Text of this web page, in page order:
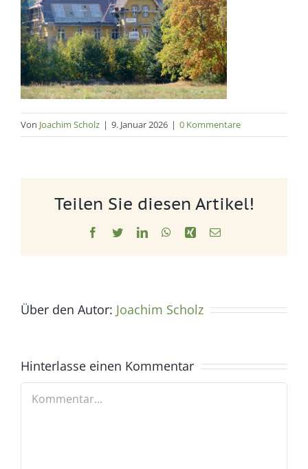
Von Joachim Scholz | 9. Januar 2026 | 0 Kommentare
Teilen Sie diesen Artikel!
Facebook
TwitterLinkedInWhatsApp
Xing E-
Über den Autor: Joachim Scholz
Hinterlasse einen Kommentar
Kommentar